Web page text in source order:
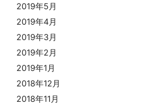
2019年5月
2019年4月
2019年3月
2019年2月
2019年1月
2018年12月
2018年11月